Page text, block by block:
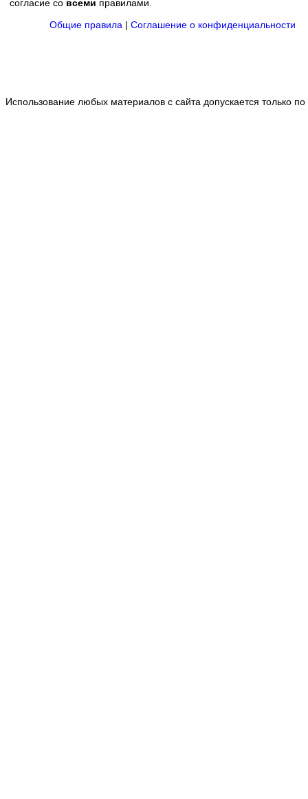
согласие со всеми правилами.
Общие правила | Соглашение о конфиденциальности
Использование любых материалов с сайта допускается только